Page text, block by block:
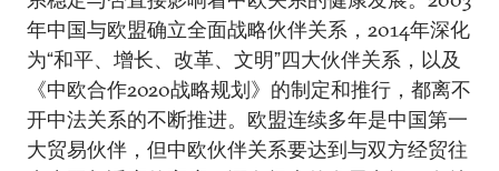
年中国与欧盟确立全面战略伙伴关系，2014年深化
为“和平、增长、改革、文明”四大伙伴关系，以及
《中欧合作2020战略规划》的制定和推行，都离不
开中法关系的不断推进。欧盟连续多年是中国第一
大贸易伙伴，但中欧伙伴关系要达到与双方经贸往